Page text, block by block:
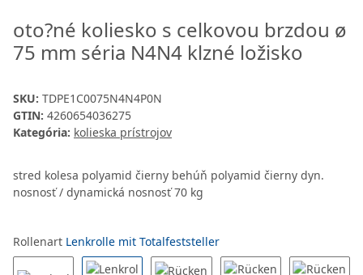
oto?né koliesko s celkovou brzdou ø
75 mm séria N4N4 klzné ložisko
SKU: TDPE1C0075N4N4P0N
GTIN: 4260654036275
Kategória: kolieska prístrojov
stred kolesa polyamid čierny behúň polyamid čierny dyn.
nosnosť / dynamická nosnosť 70 kg
Rollenart Lenkrolle mit Totalfeststeller